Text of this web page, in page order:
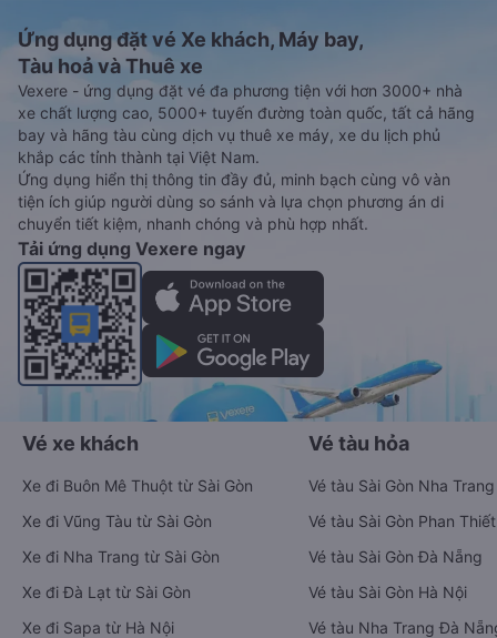
Ứng dụng đặt vé Xe khách, Máy bay,
Tàu hoả và Thuê xe
Vexere - ứng dụng đặt vé đa phương tiện với hơn 3000+ nhà
xe chất lượng cao, 5000+ tuyến đường toàn quốc, tất cả hãng
bay và hãng tàu cùng dịch vụ thuê xe máy, xe du lịch phủ
khắp các tỉnh thành tại Việt Nam.
Ứng dụng hiển thị thông tin đầy đủ, minh bạch cùng vô vàn
tiện ích giúp người dùng so sánh và lựa chọn phương án di
chuyển tiết kiệm, nhanh chóng và phù hợp nhất.
Tải ứng dụng Vexere ngay
Vé xe khách
Xe đi Buôn Mê Thuột từ Sài Gòn
Xe đi Vũng Tàu từ Sài Gòn
Xe đi Nha Trang từ Sài Gòn
Xe đi Đà Lạt từ Sài Gòn
Xe đi Sapa từ Hà Nội
Vé tàu hỏa
Vé tàu Sài Gòn Nha Trang
Vé tàu Sài Gòn Phan Thiết
Vé tàu Sài Gòn Đà Nẵng
Vé tàu Sài Gòn Hà Nội
Vé tàu Nha Trang Đà